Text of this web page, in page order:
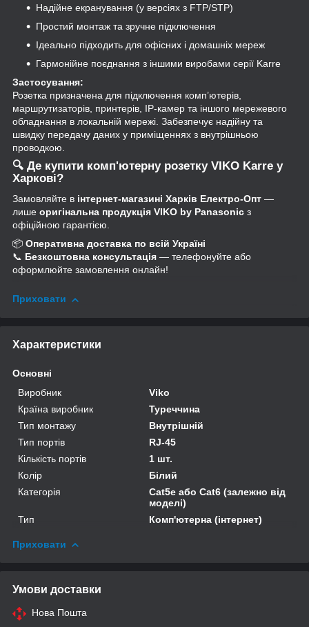
Надійне екранування (у версіях з FTP/STP)
Простий монтаж та зручне підключення
Ідеально підходить для офісних і домашніх мереж
Гармонійне поєднання з іншими виробами серії Karre
Застосування:
Розетка призначена для підключення комп’ютерів,
маршрутизаторів, принтерів, IP-камер та іншого мережевого
обладнання в локальній мережі. Забезпечує надійну та
швидку передачу даних у приміщеннях з внутрішньою
проводкою.
🔍 Де купити комп'ютерну розетку VIKO Karre у
Харкові?
Замовляйте в інтернет-магазині Харків Електро-Опт —
лише оригінальна продукція VIKO by Panasonic з
офіційною гарантією.
📦 Оперативна доставка по всій Україні
📞 Безкоштовна консультація — телефонуйте або
оформлюйте замовлення онлайн!
Приховати
Характеристики
Основні
Виробник
Viko
Країна виробник
Туреччина
Тип монтажу
Внутрішній
Тип портів
RJ-45
Кількість портів
1 шт.
Колір
Білий
Категорія
Cat5e або Cat6 (залежно від
моделі)
Тип
Комп'ютерна (інтернет)
Приховати
Умови доставки
Нова Пошта